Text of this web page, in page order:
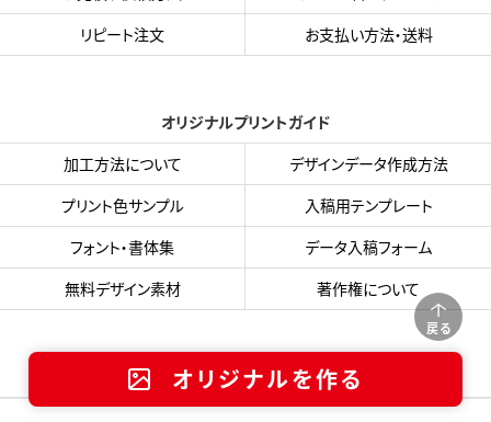
戻る
オリジナルを作る
リピート注文
お支払い方法・送料
オリジナルプリントガイド
加工方法について
デザインデータ作成方法
プリント色サンプル
入稿用テンプレート
フォント・書体集
データ入稿フォーム
無料デザイン素材
著作権について
よくある質問